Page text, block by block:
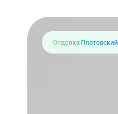
Отделка Платовский